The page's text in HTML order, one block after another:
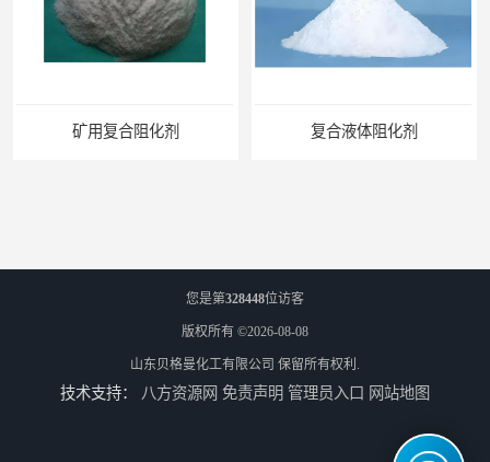
矿用复合阻化剂 复合液体阻化剂
您是第328448位访客
版权所有 ©2026-08-08
山东贝格曼化工有限公司 保留所有权利.
技术支持： 八方资源网 免责声明 管理员入口 网站地图